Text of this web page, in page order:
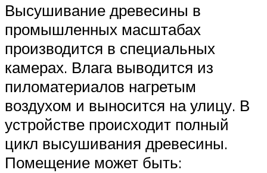
Высушивание древесины в
промышленных масштабах
производится в специальных
камерах. Влага выводится из
пиломатериалов нагретым
воздухом и выносится на улицу. В
устройстве происходит полный
цикл высушивания древесины.
Помещение может быть: